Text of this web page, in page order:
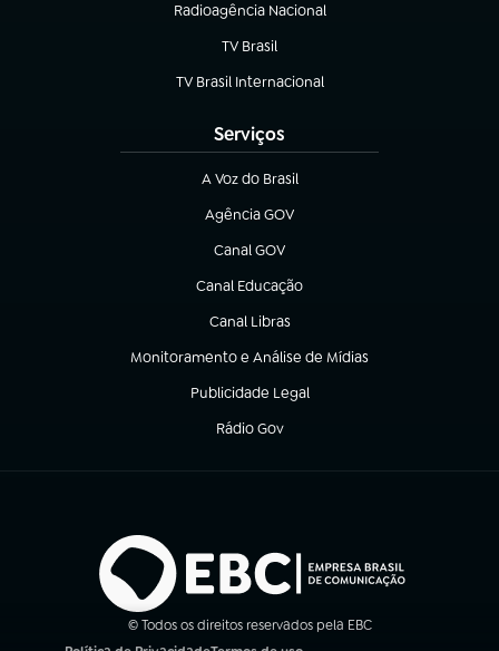
Radioagência Nacional
(abre em nova aba)
TV Brasil
(abre em nova aba)
TV Brasil Internacional
(abre em nova aba)
Serviços
A Voz do Brasil
(abre em nova aba)
Agência GOV
(abre em nova aba)
Canal GOV
(abre em nova aba)
Canal Educação
(abre em nova aba)
Canal Libras
(abre em nova aba)
Monitoramento e Análise de Mídias
(abre em nova aba)
Publicidade Legal
(abre em nova aba)
Rádio Gov
(abre em nova aba)
© Todos os direitos reservados pela EBC